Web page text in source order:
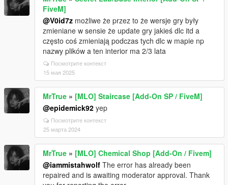
FiveM]
@V0id7z możliwe że przez to że wersje gry były
zmieniane w sensie że update gry jakieś dlc itd a
często coś zmieniają podczas tych dlc w mapie np
nazwy plików a ten interior ma 2/3 lata
Посмотрите контекст
15 мая 2025
MrTrue » [MLO] Staircase [Add-On SP / FiveM]
@epidemick92 yep
Посмотрите контекст
25 марта 2024
MrTrue » [MLO] Chemical Shop [Add-On / Fivem]
@iammistahwolf The error has already been
repaired and is awaiting moderator approval. Thank